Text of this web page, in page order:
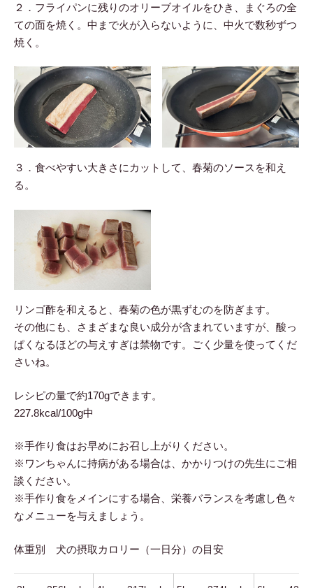
２．フライパンに残りのオリーブオイルをひき、まぐろの全
ての面を焼く。中まで火が入らないように、中火で数秒ずつ
焼く。
３．食べやすい大きさにカットして、春菊のソースを和え
る。
リンゴ酢を和えると、春菊の色が黒ずむのを防ぎます。
その他にも、さまざまな良い成分が含まれていますが、酸っ
ぱくなるほどの与えすぎは禁物です。ごく少量を使ってくだ
さいね。
レシピの量で約170gできます。
227.8kcal/100g中
※手作り食はお早めにお召し上がりください。
※ワンちゃんに持病がある場合は、かかりつけの先生にご相
談ください。
※手作り食をメインにする場合、栄養バランスを考慮し色々
なメニューを与えましょう。
体重別 犬の摂取カロリー（一日分）の目安